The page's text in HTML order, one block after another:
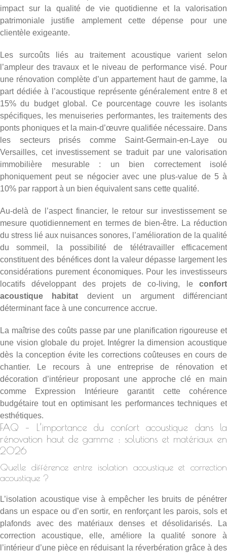
impact sur la qualité de vie quotidienne et la valorisation
patrimoniale justifie amplement cette dépense pour une
clientèle exigeante.
Les surcoûts liés au traitement acoustique varient selon
l’ampleur des travaux et le niveau de performance visé. Pour
une rénovation complète d’un appartement haut de gamme, la
part dédiée à l’acoustique représente généralement entre 8 et
15% du budget global. Ce pourcentage couvre les isolants
spécifiques, les menuiseries performantes, les traitements des
ponts phoniques et la main-d’œuvre qualifiée nécessaire. Dans
les secteurs prisés comme Saint-Germain-en-Laye ou
Versailles, cet investissement se traduit par une valorisation
immobilière mesurable : un bien correctement isolé
phoniquement peut se négocier avec une plus-value de 5 à
10% par rapport à un bien équivalent sans cette qualité.
Au-delà de l’aspect financier, le retour sur investissement se
mesure quotidiennement en termes de bien-être. La réduction
du stress lié aux nuisances sonores, l’amélioration de la qualité
du sommeil, la possibilité de télétravailler efficacement
constituent des bénéfices dont la valeur dépasse largement les
considérations purement économiques. Pour les investisseurs
locatifs développant des projets de co-living, le confort
acoustique habitat devient un argument différenciant
déterminant face à une concurrence accrue.
La maîtrise des coûts passe par une planification rigoureuse et
une vision globale du projet. Intégrer la dimension acoustique
dès la conception évite les corrections coûteuses en cours de
chantier. Le recours à une entreprise de rénovation et
décoration d’intérieur proposant une approche clé en main
comme Expression Intérieure garantit cette cohérence
budgétaire tout en optimisant les performances techniques et
esthétiques.
FAQ – L’importance du confort acoustique dans la
rénovation haut de gamme : solutions et matériaux en
2026
Quelle différence entre isolation acoustique et correction
acoustique ?
L’isolation acoustique vise à empêcher les bruits de pénétrer
dans un espace ou d’en sortir, en renforçant les parois, sols et
plafonds avec des matériaux denses et désolidarisés. La
correction acoustique, elle, améliore la qualité sonore à
l’intérieur d’une pièce en réduisant la réverbération grâce à des